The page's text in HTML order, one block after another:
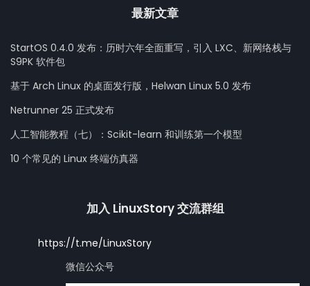
最新文章
StartOS 0.4.0 发布：历时六年全面重写，引入 LXC、新网络栈与
S9PK 软件包
基于 Arch Linux 的桌面发行版，Helwan Linux 5.0 发布
Netrunner 25 正式发布
人工智能教程（七）：Scikit-learn 和训练第一个模型
10 个常见的 Linux 终端仿真器
加入 LinuxStory 交流群组
https://t.me/LinuxStory
微信公众号